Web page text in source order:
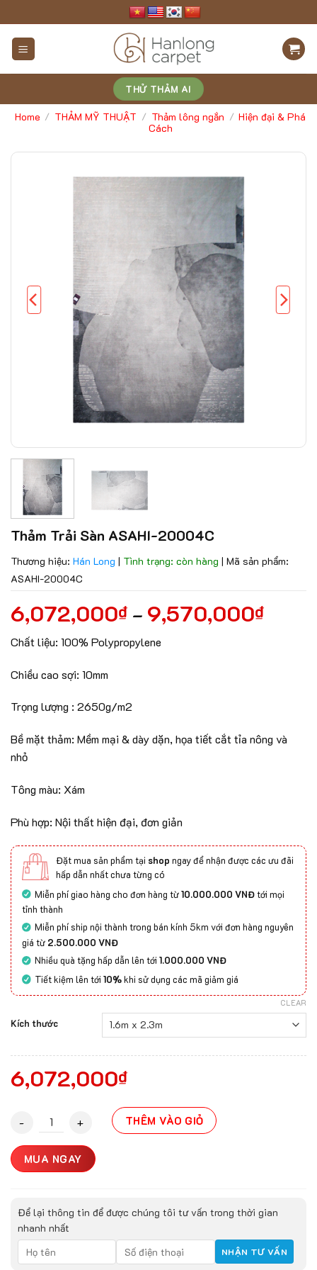
to
content
THỬ THẢM AI
Home / THẢM MỸ THUẬT / Thảm lông ngắn / Hiện đại & Phá
Cách
Thảm Trải Sàn ASAHI-20004C
Thương hiệu: Hán Long | Tình trạng: còn hàng | Mã sản phẩm:
ASAHI-20004C
6,072,000₫ – 9,570,000₫
Chất liệu: 100% Polypropylene
Chiều cao sợi: 10mm
Trọng lượng : 2650g/m2
Bề mặt thảm: Mềm mại & dày dặn, họa tiết cắt tỉa nông và
nhỏ
Tông màu: Xám
Phù hợp: Nội thất hiện đại, đơn giản
Đặt mua sản phẩm tại shop ngay để nhận được các ưu đãi
hấp dẫn nhất chưa từng có
Miễn phí giao hàng cho đơn hàng từ10.000.000 VNĐtới mọi
tỉnh thành
Miễn phí ship nội thành trong bán kính 5km với đơn hàng nguyên
giá từ 2.500.000 VNĐ
Nhiều quà tặng hấp dẫn lên tới1.000.000 VNĐ
Tiết kiệm lên tới10%khi sử dụng các mã giảm giá
Kích thước
CLEAR
6,072,000₫
Thảm Trải Sàn ASAHI-20004C quantity
THÊM VÀO GIỎ
MUA NGAY
Để lại thông tin để được chúng tôi tư vấn trong thời gian
nhanh nhất